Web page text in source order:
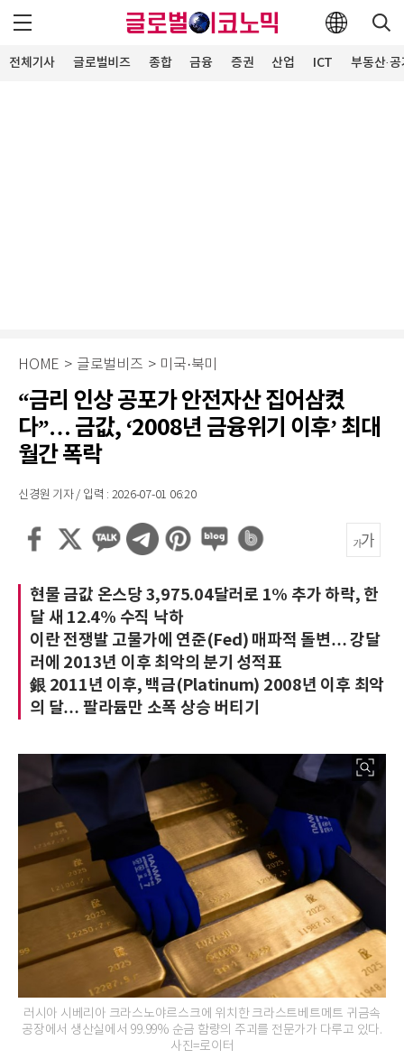
전체기사 글로벌비즈 종합 금융 증권 산업 ICT 부동산·
HOME > 글로벌비즈 > 미국·북미
“금리 인상 공포가 안전자산 집어삼켰
다”… 금값, ‘2008년 금융위기 이후’ 최대
월간 폭락
신경원 기자 / 입력 : 2026-07-01 06:20
현물 금값 온스당 3,975.04달러로 1% 추가 하락, 한
달 새 12.4% 수직 낙하
이란 전쟁발 고물가에 연준(Fed) 매파적 돌변… 강달
러에 2013년 이후 최악의 분기 성적표
銀 2011년 이후, 백금(Platinum) 2008년 이후 최악
의 달… 팔라듐만 소폭 상승 버티기
러시아 시베리아 크라스노야르스크에 위치한 크라스트베트메트 귀금속
공장에서 생산실에서 99.99% 순금 함량의 주괴를 전문가가 다루고 있다.
사진=로이터